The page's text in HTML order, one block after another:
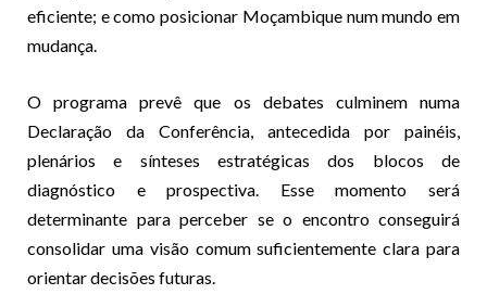
eficiente; e como posicionar Moçambique num mundo em
mudança.
O programa prevê que os debates culminem numa
Declaração da Conferência, antecedida por painéis,
plenários e sínteses estratégicas dos blocos de
diagnóstico e prospectiva. Esse momento será
determinante para perceber se o encontro conseguirá
consolidar uma visão comum suficientemente clara para
orientar decisões futuras.